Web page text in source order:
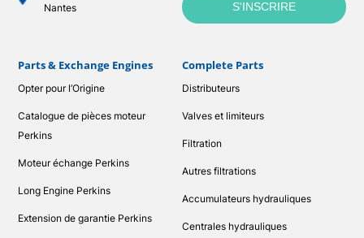
Parts & Exchange Engines
Opter pour l’Origine
Catalogue de pièces moteur
Perkins
Moteur échange Perkins
Long Engine Perkins
Extension de garantie Perkins
Nantes
Complete Parts
Distributeurs
Valves et limiteurs
Filtration
Autres filtrations
Accumulateurs hydrauliques
Centrales hydrauliques